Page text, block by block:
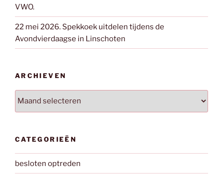
VWO.
22 mei 2026. Spekkoek uitdelen tijdens de
Avondvierdaagse in Linschoten
ARCHIEVEN
Archieven
CATEGORIEËN
besloten optreden